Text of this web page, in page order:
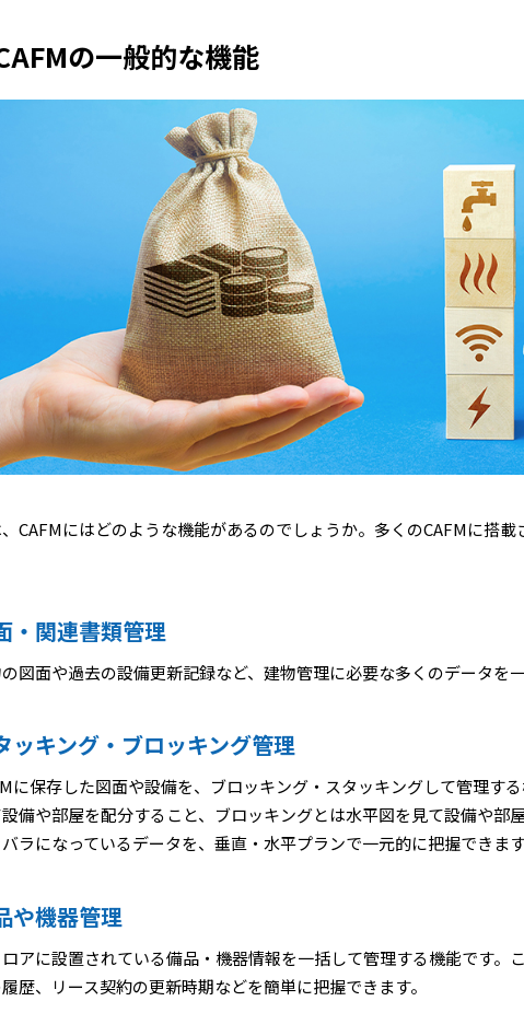
の一般的な機能
CAFMにはどのような機能があるのでしょうか。多くのCAFMに搭
・関連書類管理
図面や過去の設備更新記録など、建物管理に必要な多くのデータを
ッキング・ブロッキング管理
に保存した図面や設備を、ブロッキング・スタッキングして管理す
備や部屋を配分すること、ブロッキングとは水平図を見て設備や部
ラになっているデータを、垂直・水平プランで一元的に把握できます
や機器管理
アに設置されている備品・機器情報を一括して管理する機能です。
歴、リース契約の更新時期などを簡単に把握できます。